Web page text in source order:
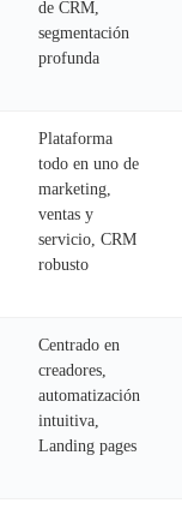
de CRM,
segmentación
profunda
Plataforma
todo en uno de
marketing,
ventas y
servicio, CRM
robusto
Centrado en
creadores,
automatización
intuitiva,
Landing pages